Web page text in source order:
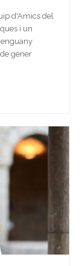
d'Amics del
i un
gener